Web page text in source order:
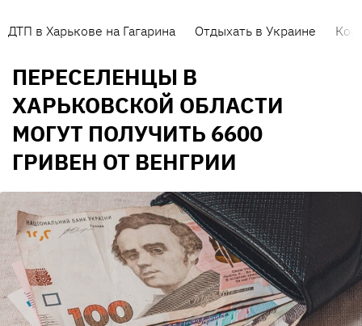
ДТП в Харькове на Гагарина Отдыхать в Украине
ПЕРЕСЕЛЕНЦЫ В
ХАРЬКОВСКОЙ ОБЛАСТИ
МОГУТ ПОЛУЧИТЬ 6600
ГРИВЕН ОТ ВЕНГРИИ